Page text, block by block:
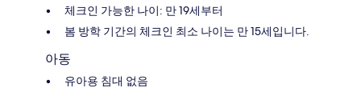
체크인 가능한 나이: 만 19세부터
봄 방학 기간의 체크인 최소 나이는 만 15세입니다.
아동
유아용 침대 없음